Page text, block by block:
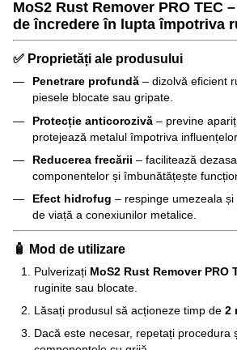
MoS2 Rust Remover PRO TEC
de încredere în lupta împotriva
✅ Proprietăți ale produsului
Penetrare profundă – dizolvă eficient
piesele blocate sau gripate.
Protecție anticorozivă – previne
protejează metalul împotriva
Reducerea frecării – facilitează
componentelor și îmbunătățește
Efect hidrofug – respinge umezeala
de viață a conexiunilor metalice.
🧴 Mod de utilizare
Pulverizați MoS2 Rust Remover PRO
ruginite sau blocate.
Lăsați produsul să acționeze timp de 2
Dacă este necesar, repetați procedura